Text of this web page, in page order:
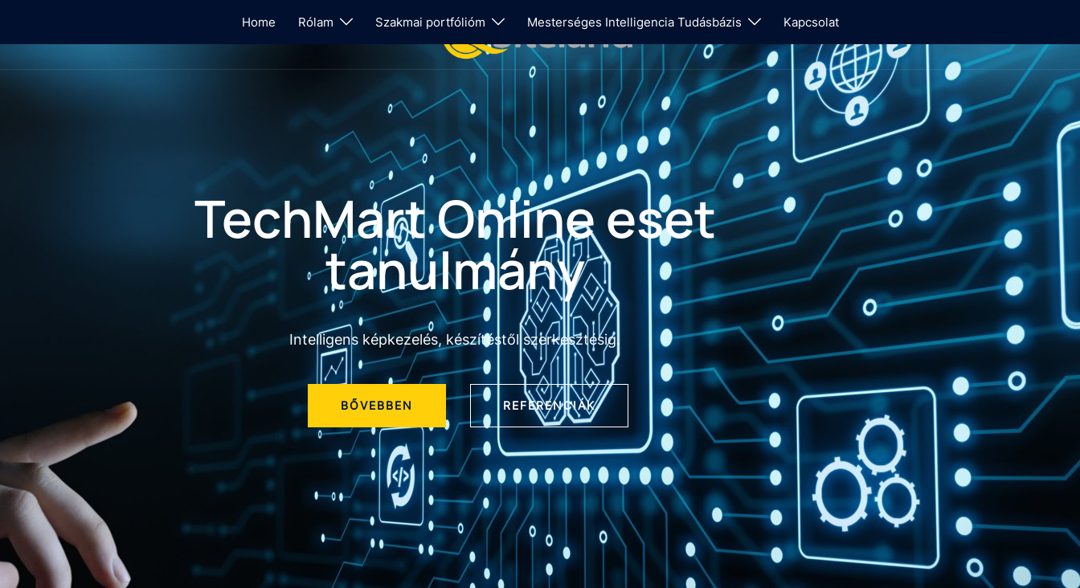
Home Rólam Szakmai portfólióm Mesterséges Intelligencia Tudásbázis Kapcsolat
TechMart Online eset
tanulmány
Intelligens képkezelés, készítéstől szerkesztésig.
BŐVEBBEN REFERENCIÁK